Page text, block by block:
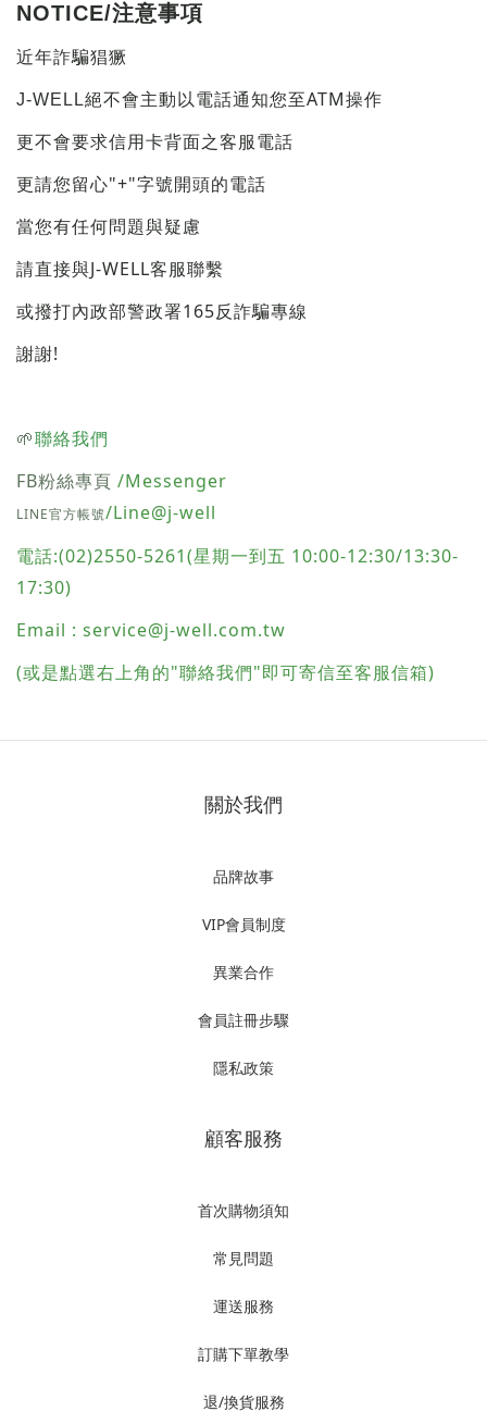
NOTICE/注意事項
近年詐騙猖獗
J-WELL絕不會主動以電話通知您至ATM操作
更不會要求信用卡背面之客服電話
更請您留心"+"字號開頭的電話
當您有任何問題與疑慮
請直接與J-WELL客服聯繫
或撥打內政部警政署165反詐騙專線
謝謝!
🌱聯絡我們
FB粉絲專頁 /Messenger
LINE官方帳號/Line@j-well
電話:(02)2550-5261(星期一到五 10:00-12:30/13:30-
17:30)
Email : service@j-well.com.tw
(或是點選右上角的"聯絡我們"即可寄信至客服信箱)
關於我們
品牌故事
VIP會員制度
異業合作
會員註冊步驟
隱私政策
顧客服務
首次購物須知
常見問題
運送服務
訂購下單教學
退/換貨服務